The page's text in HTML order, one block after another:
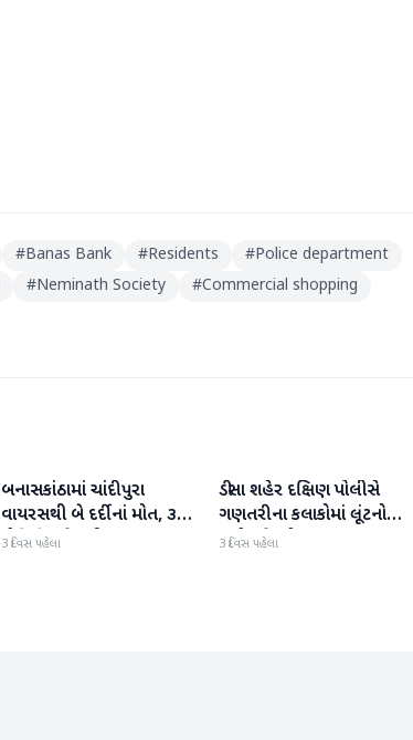
#Banas Bank #Residents #Police department
#Neminath Society #Commercial shopping
બનાસકાંઠા
બનાસકાંઠામાં ચાંદીપુરા
વાયરસથી બે દર્દીનાં મોત, ૩
પોઝિટિવ કેસથી ફફડાટ
3 દિવસ પહેલા
બનાસકાંઠા
ડીસા શહેર દક્ષિણ પોલીસે
ગણતરીના કલાકોમાં લૂંટનો
ગુનો ઉકેલ્યો
3 દિવસ પહેલા